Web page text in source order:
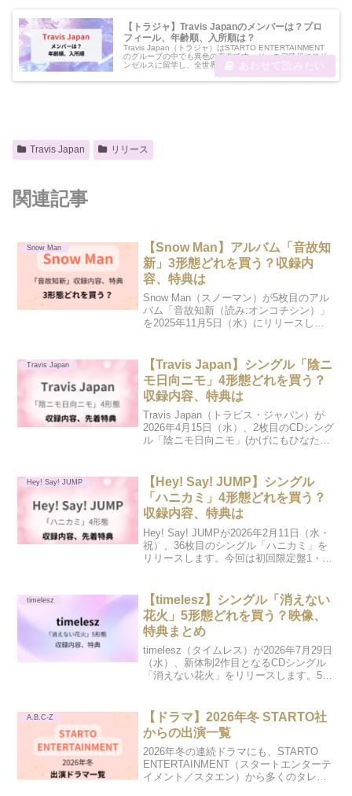
【トラジャ】Travis Japanのメンバーは？プロ
フィール、年齢順、入所順は？
Travis Japan（トラジャ）はSTARTO ENTERTAINMENT
のグループの中でも異色の存在です。ジュニア時代にロサ
ンゼルスに留学し、全世界デビュー。楽曲リリースはデジ
タル配信が中心。音楽番組や配信で高度なシンクロダンス
が認知...
Travis Japan リリース
関連記事
Snow Man
【Snow Man】アルバム「音故知
新」3形態どれを買う？収録内
容、特典は
Snow Man（スノーマン）が5枚目のアル
バム「音故知新（読み:オンコチシン）」
を2025年11月5日（水）にリリースしま
いのか、迷う人もいるでしょう。この記
事で...
Travis Japan
【Travis Japan】シングル「陰ニ
モ日向ニモ」4形態どれを買う？
収録内容、特典は
Travis Japan（トラビス・ジャパン）が
2026年4月15日（水）、2枚目のCDシング
ル「陰ニモ日向ニモ」(かげにもひなたに
Hey! Say! JUMP
【Hey! Say! JUMP】シングル
「ハニカミ」4形態どれを買う？
収録内容、特典は
Hey! Say! JUMPが2026年2月11日（水・
祝）、36枚目のシングル「ハニカミ」を
リリースします。今回は初回限定盤1・初
があり、どれを買うのがいいのか迷...
timelesz
【timelesz】シングル「消えない
花火」5形態どれを買う？映像、
特典まとめ
timelesz（タイムレス）が2026年7月29日
（水）、新体制2作目となるCDシングル
「消えない花火」をリリースします。5月
UNIVERSAL MUSIC STORE ...
A.B.C-Z
【ドラマ】2026年冬 STARTO社
からの出演一覧
2026年冬の連続ドラマにも、STARTO
ENTERTAINMENT（スタートエンターテ
イメント／スタエン）から多くのタレン